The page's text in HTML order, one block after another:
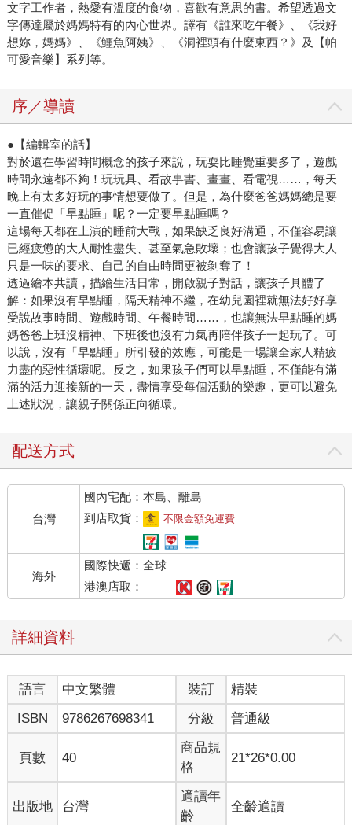
文字工作者，熱愛有溫度的食物，喜歡有意思的書。希望透過文
字傳達屬於媽媽特有的內心世界。譯有《誰來吃午餐》、《我好
想妳，媽媽》、《鱷魚阿姨》、《洞裡頭有什麼東西？》及【帕
可愛音樂】系列等。
序／導讀
●【編輯室的話】
對於還在學習時間概念的孩子來說，玩耍比睡覺重要多了，遊戲
時間永遠都不夠！玩玩具、看故事書、畫畫、看電視……，每天
晚上有太多好玩的事情想要做了。但是，為什麼爸爸媽媽總是要
一直催促「早點睡」呢？一定要早點睡嗎？
這場每天都在上演的睡前大戰，如果缺乏良好溝通，不僅容易讓
已經疲憊的大人耐性盡失、甚至氣急敗壞；也會讓孩子覺得大人
只是一味的要求、自己的自由時間更被剝奪了！
透過繪本共讀，描繪生活日常，開啟親子對話，讓孩子具體了
解：如果沒有早點睡，隔天精神不繼，在幼兒園裡就無法好好享
受說故事時間、遊戲時間、午餐時間……，也讓無法早點睡的媽
媽爸爸上班沒精神、下班後也沒有力氣再陪伴孩子一起玩了。可
以說，沒有「早點睡」所引發的效應，可能是一場讓全家人精疲
力盡的惡性循環呢。反之，如果孩子們可以早點睡，不僅能有滿
滿的活力迎接新的一天，盡情享受每個活動的樂趣，更可以避免
上述狀況，讓親子關係正向循環。
配送方式
台灣
國內宅配：本島、離島
到店取貨：
不限金額免運費
海外
國際快遞：全球
港澳店取：
詳細資料
語言 中文繁體 裝訂
精裝
ISBN
9786267698341 分級 普通級
頁數 40
商品規
格
21*26*0.00
出版地 台灣
適讀年
齡
全齡適讀